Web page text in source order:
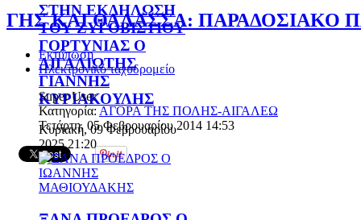
ΣΤΗΝ ΕΚΔΗΛΩΣΗ
ΤΟΥ ΖΥΓΟΒΙΣΤΙΟΥ
ΓΟΡΤΥΝΙΑΣ Ο
ΑΙΓΑΛΙΩΤΗΣ
ΓΙΑΝΝΗΣ
ΚΥΡΙΑΚΟΥΛΗΣ
Κυριακή, 09 Φεβρουαρίου
2025 21:20
ΓΗΣ ΚΑΙ ΘΑΛΑΣΣΑ: ΠΑΡΑΔΟΣΙΑΚΟ
Εκτύπωση
Ηλεκτρονικό ταχυδρομείο
Super User
Κατηγορία: ΑΓΟΡΑ ΤΗΣ ΠΟΛΗΣ-ΑΙΓΑΛΕΩ
Τετάρτη, 05 Φεβρουαρίου 2014 14:53